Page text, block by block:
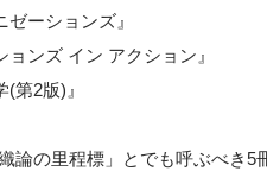
ーションズ』
ンズ イン アクション』
第2版)』
論の里程標」とでも呼ぶべき